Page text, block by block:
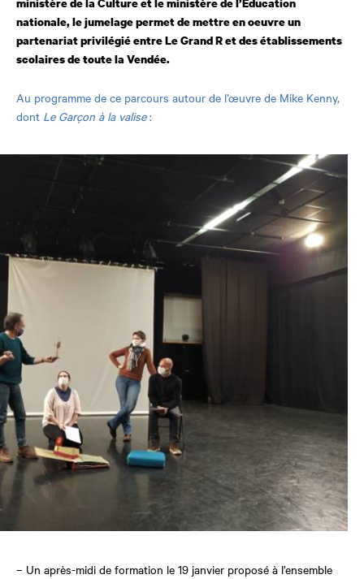
nationale, le jumelage permet de mettre en oeuvre un
partenariat privilégié entre Le Grand R et des établissements
scolaires de toute la Vendée.
Au programme de ce parcours autour de l’œuvre de Mike Kenny,
dont Le Garçon à la valise:
– Un après-midi de formation le 19 janvier proposé à l’ensemble